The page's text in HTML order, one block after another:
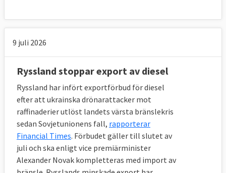
9 juli 2026
Ryssland stoppar export av diesel
Ryssland har infört exportförbud för diesel
efter att ukrainska drönarattacker mot
raffinaderier utlöst landets värsta bränslekris
sedan Sovjetunionens fall, rapporterar
Financial Times. Förbudet gäller till slutet av
juli och ska enligt vice premiärminister
Alexander Novak kompletteras med import av